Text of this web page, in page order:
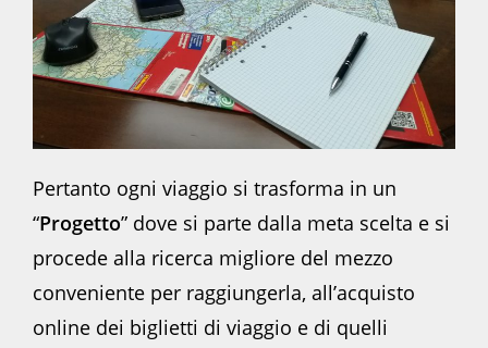
Pertanto ogni viaggio si trasforma in un
“Progetto” dove si parte dalla meta scelta e si
procede alla ricerca migliore del mezzo
conveniente per raggiungerla, all’acquisto
online dei biglietti di viaggio e di quelli